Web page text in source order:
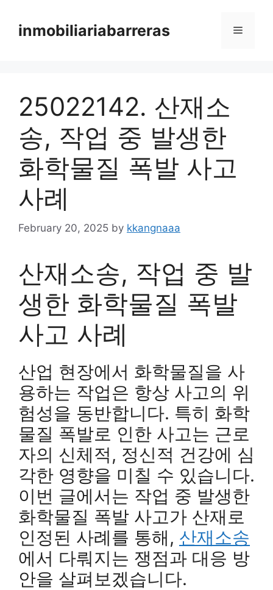
contentinmobiliariabarreras Menu
25022142. 산재소
송, 작업 중 발생한
화학물질 폭발 사고
사례
February 20, 2025 by kkangnaaa
산재소송, 작업 중 발
생한 화학물질 폭발
사고 사례
산업 현장에서 화학물질을 사
용하는 작업은 항상 사고의 위
험성을 동반합니다. 특히 화학
물질 폭발로 인한 사고는 근로
자의 신체적, 정신적 건강에 심
각한 영향을 미칠 수 있습니다.
이번 글에서는 작업 중 발생한
화학물질 폭발 사고가 산재로
인정된 사례를 통해, 산재소송
에서 다뤄지는 쟁점과 대응 방
안을 살펴보겠습니다.